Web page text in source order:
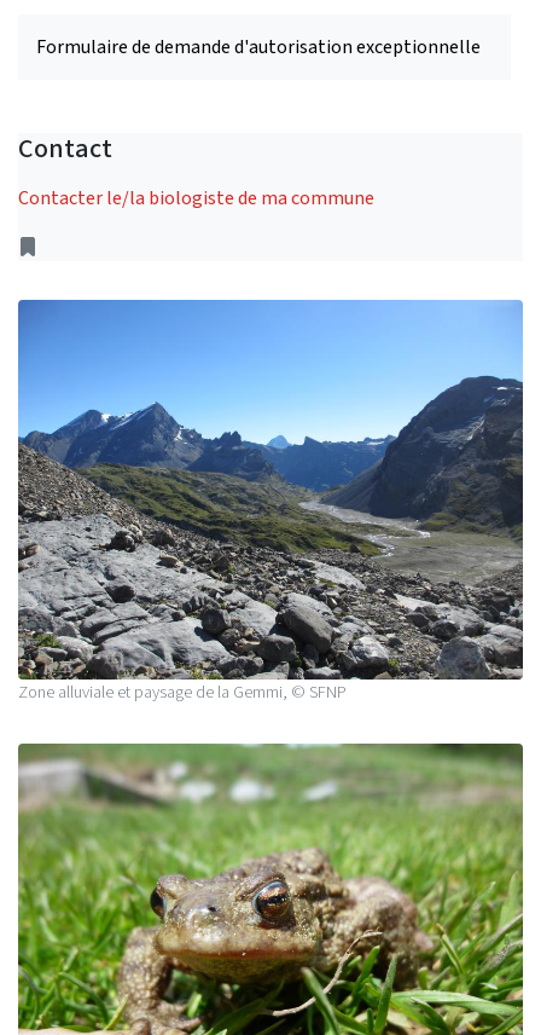
Formulaire de demande d'autorisation exceptionnelle
Contact
Contacter le/la biologiste de ma commune
Zone alluviale et paysage de la Gemmi, © SFNP